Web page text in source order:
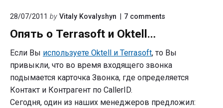
28/07/2011 by Vitaly Kovalyshyn 7 comments
и
Опять о Terrasoft и Oktell…
Если Вы используете Oktell и Terrasoft, то Вы
привыкли, что во время входящего звонка
подымается карточка Звонка, где определяется
Контакт и Контрагент по CallerID.
Сегодня, один из наших менеджеров предложил: